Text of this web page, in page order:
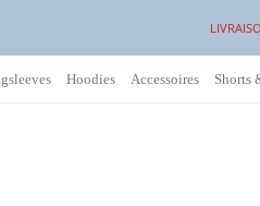
Hoodies Accessoires Shorts